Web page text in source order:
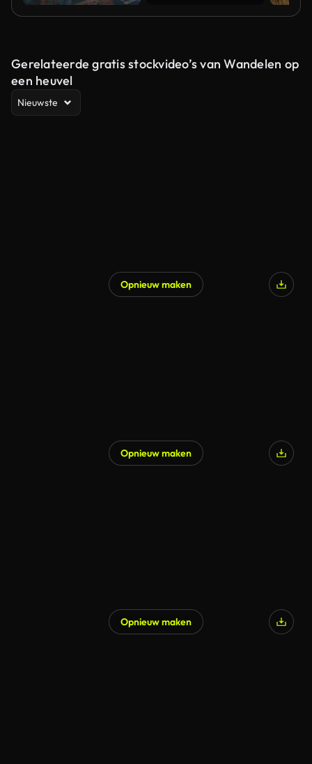
Gerelateerde gratis stockvideo’s van Wandelen op
een heuvel
Nieuwste
Opnieuw maken
Opnieuw maken
Opnieuw maken